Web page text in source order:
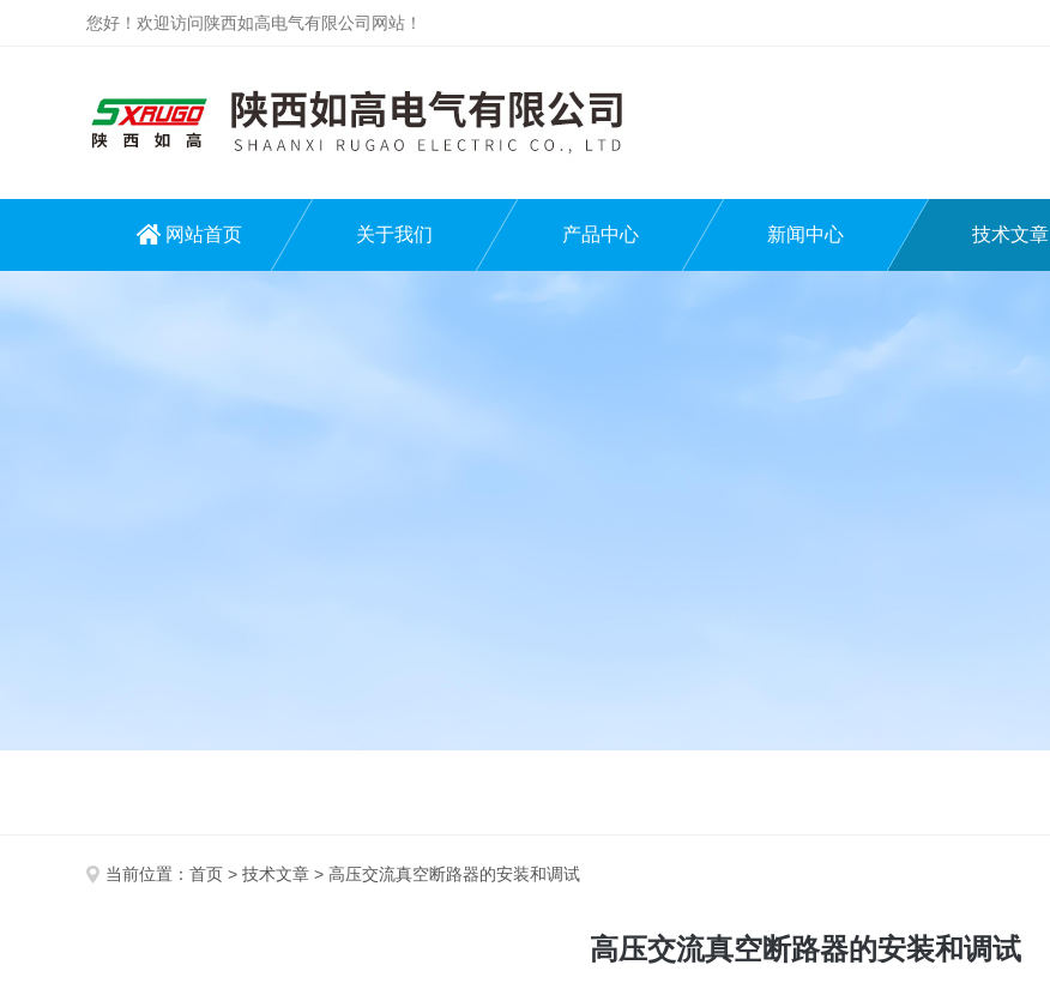
您好！欢迎访问陕西如高电气有限公司网站！
网站首页 关于我们 产品中心 新闻中心 技术文章
当前位置： 首页 > 技术文章 > 高压交流真空断路器的安装和调试
高压交流真空断路器的安装和调试